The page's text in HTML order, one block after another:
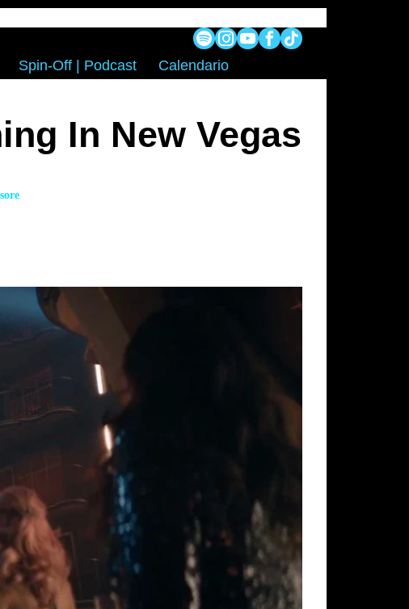
Spin-Off | Podcast Calendario
In New Vegas